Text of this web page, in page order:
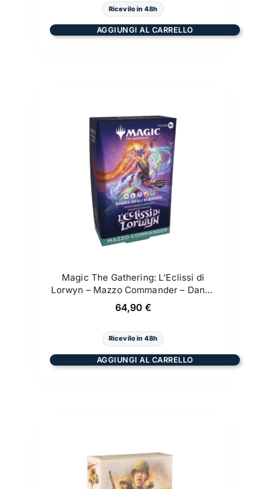
Ricevilo in 48h
AGGIUNGI AL CARRELLO
Magic The Gathering: L’Eclissi di
Lorwyn – Mazzo Commander – Danza
degli Elementi
64,90 €
Ricevilo in 48h
AGGIUNGI AL CARRELLO